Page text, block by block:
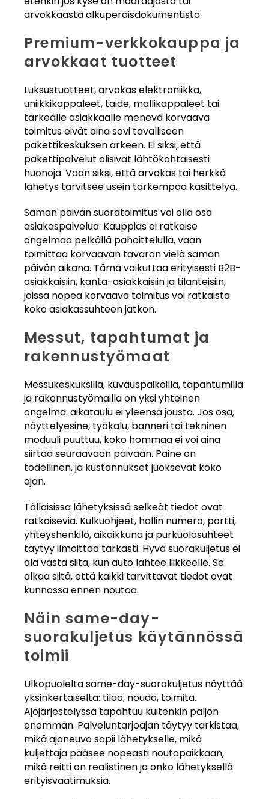
arvokkaasta alkuperäisdokumentista.
Premium-verkkokauppa ja
arvokkaat tuotteet
Luksustuotteet, arvokas elektroniikka,
uniikkikappaleet, taide, mallikappaleet tai
tärkeälle asiakkaalle menevä korvaava
toimitus eivät aina sovi tavalliseen
pakettikeskuksen arkeen. Ei siksi, että
pakettipalvelut olisivat lähtökohtaisesti
huonoja. Vaan siksi, että arvokas tai herkkä
lähetys tarvitsee usein tarkempaa käsittelyä.
Saman päivän suoratoimitus voi olla osa
asiakaspalvelua. Kauppias ei ratkaise
ongelmaa pelkällä pahoittelulla, vaan
toimittaa korvaavan tavaran vielä saman
päivän aikana. Tämä vaikuttaa erityisesti B2B-
asiakkaisiin, kanta-asiakkaisiin ja tilanteisiin,
joissa nopea korvaava toimitus voi ratkaista
koko asiakassuhteen jatkon.
Messut, tapahtumat ja
rakennustyömaat
Messukeskuksilla, kuvauspaikoilla, tapahtumilla
ja rakennustyömailla on yksi yhteinen
ongelma: aikataulu ei yleensä jousta. Jos osa,
näyttelyesine, työkalu, banneri tai tekninen
moduuli puuttuu, koko hommaa ei voi aina
siirtää seuraavaan päivään. Paine on
todellinen, ja kustannukset juoksevat koko
ajan.
Tällaisissa lähetyksissä selkeät tiedot ovat
ratkaisevia. Kulkuohjeet, hallin numero, portti,
yhteyshenkilö, aikaikkuna ja purkuolosuhteet
täytyy ilmoittaa tarkasti. Hyvä suorakuljetus ei
ala vasta siitä, kun auto lähtee liikkeelle. Se
alkaa siitä, että kaikki tarvittavat tiedot ovat
kunnossa ennen noutoa.
Näin same-day-
suorakuljetus käytännössä
toimii
Ulkopuolelta same-day-suorakuljetus näyttää
yksinkertaiselta: tilaa, nouda, toimita.
Ajojärjestelyssä tapahtuu kuitenkin paljon
enemmän. Palveluntarjoajan täytyy tarkistaa,
mikä ajoneuvo sopii lähetykselle, mikä
kuljettaja pääsee nopeasti noutopaikkaan,
mikä reitti on realistinen ja onko lähetyksellä
erityisvaatimuksia.